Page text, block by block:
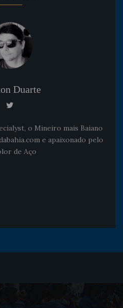
Duarte
o Mineiro mais Baiano
e apaixonado pelo
de Aço